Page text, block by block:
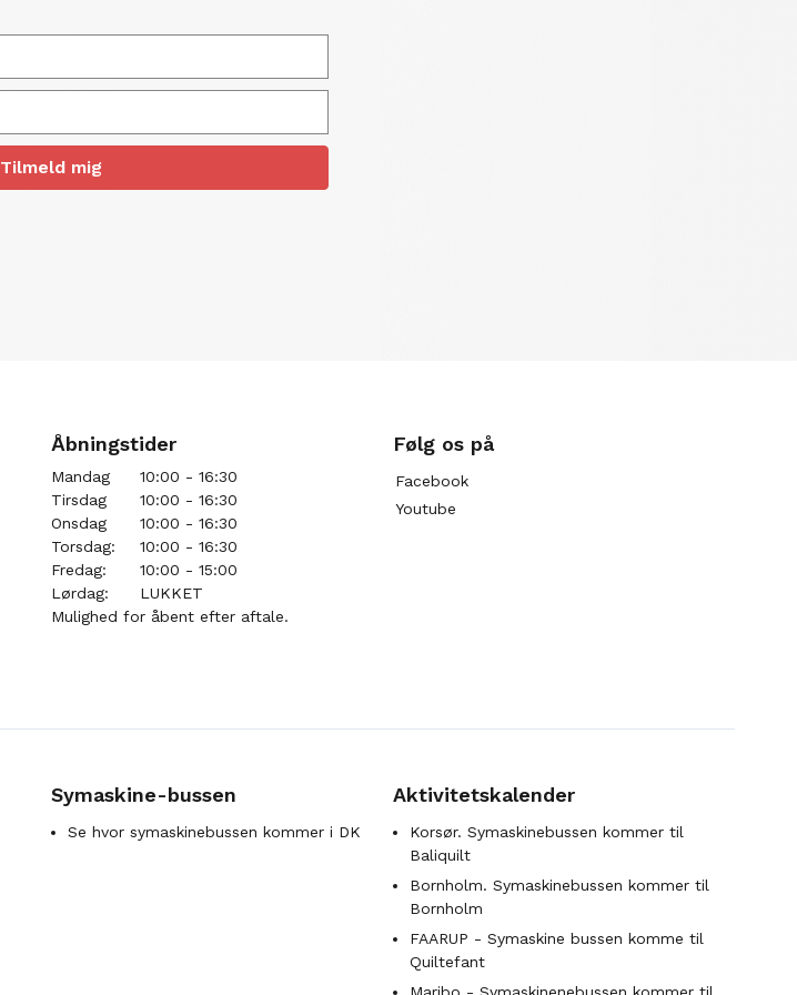
Tilmeld mig
Åbningstider
Mandag
10:00 - 16:30
Tirsdag
10:00 - 16:30
Onsdag
10:00 - 16:30
Torsdag:
10:00 - 16:30
Fredag:
10:00 - 15:00
Lørdag:
LUKKET
Mulighed for åbent efter aftale.
Følg os på
Facebook
Youtube
Symaskine-bussen
Se hvor symaskinebussen kommer i DK
Aktivitetskalender
Korsør. Symaskinebussen kommer til
Baliquilt
Bornholm. Symaskinebussen kommer til
Bornholm
FAARUP - Symaskine bussen komme til
Quiltefant